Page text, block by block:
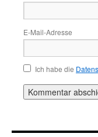
E-Mail-Adresse
Ich habe die